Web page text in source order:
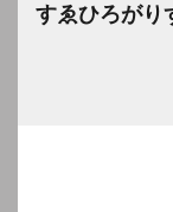
すゑひろがり